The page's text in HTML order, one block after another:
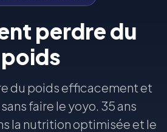
perdre du
poids
du poids efficacement et
faire le yoyo. 35 ans
la nutrition optimisée et le